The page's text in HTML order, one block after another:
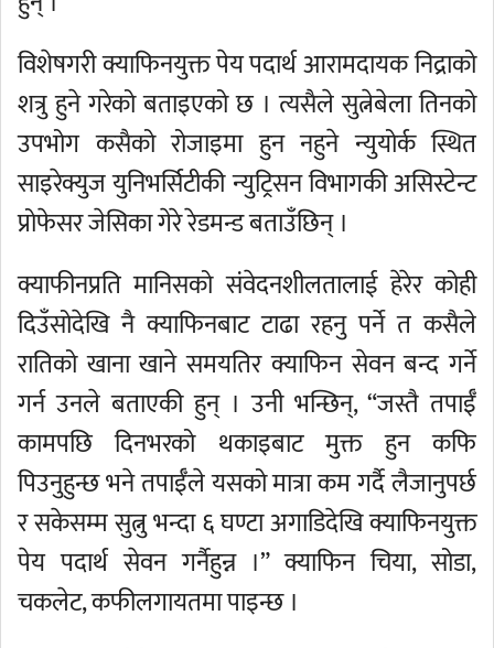
विशेषगरी क्याफिनयुक्त पेय पदार्थ आरामदायक निद्राको
शत्रु हुने गरेको बताइएको छ । त्यसैले सुत्नेबेला तिनको
उपभोग कसैको रोजाइमा हुन नहुने न्युयोर्क स्थित
साइरेक्युज युनिभर्सिटीकी न्युट्रिसन विभागकी असिस्टेन्ट
प्रोफेसर जेसिका गेरे रेडमन्ड बताउँछिन् ।
क्याफीनप्रति मानिसको संवेदनशीलतालाई हेरेर कोही
दिउँसोदेखि नै क्याफिनबाट टाढा रहनु पर्ने त कसैले
रातिको खाना खाने समयतिर क्याफिन सेवन बन्द गर्ने
गर्न उनले बताएकी हुन् । उनी भन्छिन्, “जस्तै तपाईँ
कामपछि दिनभरको थकाइबाट मुक्त हुन कफि
पिउनुहुन्छ भने तपाईँले यसको मात्रा कम गर्दै लैजानुपर्छ
र सकेसम्म सुत्नु भन्दा ६ घण्टा अगाडिदेखि क्याफिनयुक्त
पेय पदार्थ सेवन गर्नैहुन्न ।” क्याफिन चिया, सोडा,
चकलेट, कफीलगायतमा पाइन्छ ।